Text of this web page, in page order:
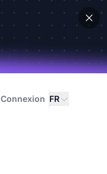
Connexion FR